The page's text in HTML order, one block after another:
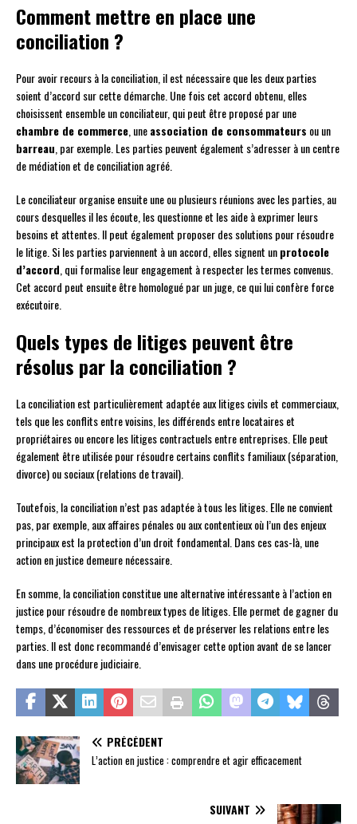
Comment mettre en place une
conciliation ?
Pour avoir recours à la conciliation, il est nécessaire que les deux parties
soient d’accord sur cette démarche. Une fois cet accord obtenu, elles
choisissent ensemble un conciliateur, qui peut être proposé par une
chambre de commerce , uneassociation de consommateurs ou un
barreau , par exemple. Les parties peuvent également s’adresser à un centre
de médiation et de conciliation agréé.
Le conciliateur organise ensuite une ou plusieurs réunions avec les parties, au
cours desquelles il les écoute, les questionne et les aide à exprimer leurs
besoins et attentes. Il peut également proposer des solutions pour résoudre
le litige. Si les parties parviennent à un accord, elles signent unprotocole
d’accord , qui formalise leur engagement à respecter les termes convenus.
Cet accord peut ensuite être homologué par un juge, ce qui lui confère force
exécutoire.
Quels types de litiges peuvent être
résolus par la conciliation ?
La conciliation est particulièrement adaptée aux litiges civils et commerciaux,
tels que les conflits entre voisins, les différends entre locataires et
propriétaires ou encore les litiges contractuels entre entreprises. Elle peut
également être utilisée pour résoudre certains conflits familiaux (séparation,
divorce) ou sociaux (relations de travail).
Toutefois, la conciliation n’est pas adaptée à tous les litiges. Elle ne convient
pas, par exemple, aux affaires pénales ou aux contentieux où l’un des enjeux
principaux est la protection d’un droit fondamental. Dans ces cas-là, une
action en justice demeure nécessaire.
En somme, la conciliation constitue une alternative intéressante à l’action en
justice pour résoudre de nombreux types de litiges. Elle permet de gagner du
temps, d’économiser des ressources et de préserver les relations entre les
parties. Il est donc recommandé d’envisager cette option avant de se lancer
dans une procédure judiciaire.
PRÉCÉDENT
L’action en justice : comprendre et agir efficacement
SUIVANT